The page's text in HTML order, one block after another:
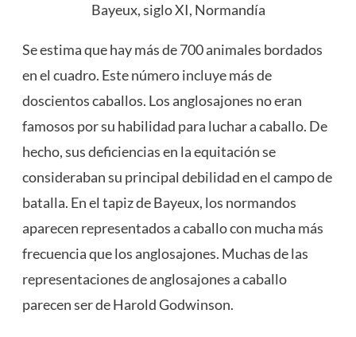
Bayeux, siglo XI, Normandía
Se estima que hay más de 700 animales bordados
en el cuadro. Este número incluye más de
doscientos caballos. Los anglosajones no eran
famosos por su habilidad para luchar a caballo. De
hecho, sus deficiencias en la equitación se
consideraban su principal debilidad en el campo de
batalla. En el tapiz de Bayeux, los normandos
aparecen representados a caballo con mucha más
frecuencia que los anglosajones. Muchas de las
representaciones de anglosajones a caballo
parecen ser de Harold Godwinson.